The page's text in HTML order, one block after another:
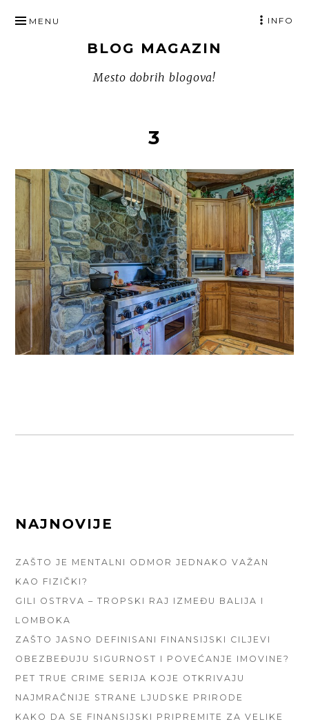
TO
BLOG MAGAZIN
Mesto dobrih blogova!
MENU INFO
3
FOOTER
NAJNOVIJE
ZAŠTO JE MENTALNI ODMOR JEDNAKO VAŽAN
KAO FIZIČKI?
GILI OSTRVA – TROPSKI RAJ IZMEĐU BALIJA I
LOMBOKA
ZAŠTO JASNO DEFINISANI FINANSIJSKI CILJEVI
OBEZBEĐUJU SIGURNOST I POVEĆANJE IMOVINE?
PET TRUE CRIME SERIJA KOJE OTKRIVAJU
NAJMRAČNIJE STRANE LJUDSKE PRIRODE
KAKO DA SE FINANSIJSKI PRIPREMITE ZA VELIKE